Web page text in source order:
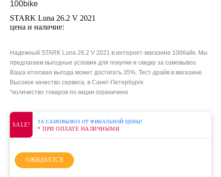
STARK Luna 26.2 V 2021
цена и наличие:
Надежный STARK Luna 26.2 V 2021 в интернет-магазине 100байк. Мы
предлагаем выгодные условия для покупки и скидку за самовывоз.
Ваша итоговая выгода может достигать 35%. Тест-драйв в магазине.
Высокое качество сервиса. в Санкт-Петербурге
*количество товаров по акции ограничено
SALE! ЗА САМОВЫВОЗ ОТ ФИНАЛЬНОЙ ЦЕНЫ!
* ПРИ ОПЛАТЕ НАЛИЧНЫМИ
ОЖИДАЕТСЯ